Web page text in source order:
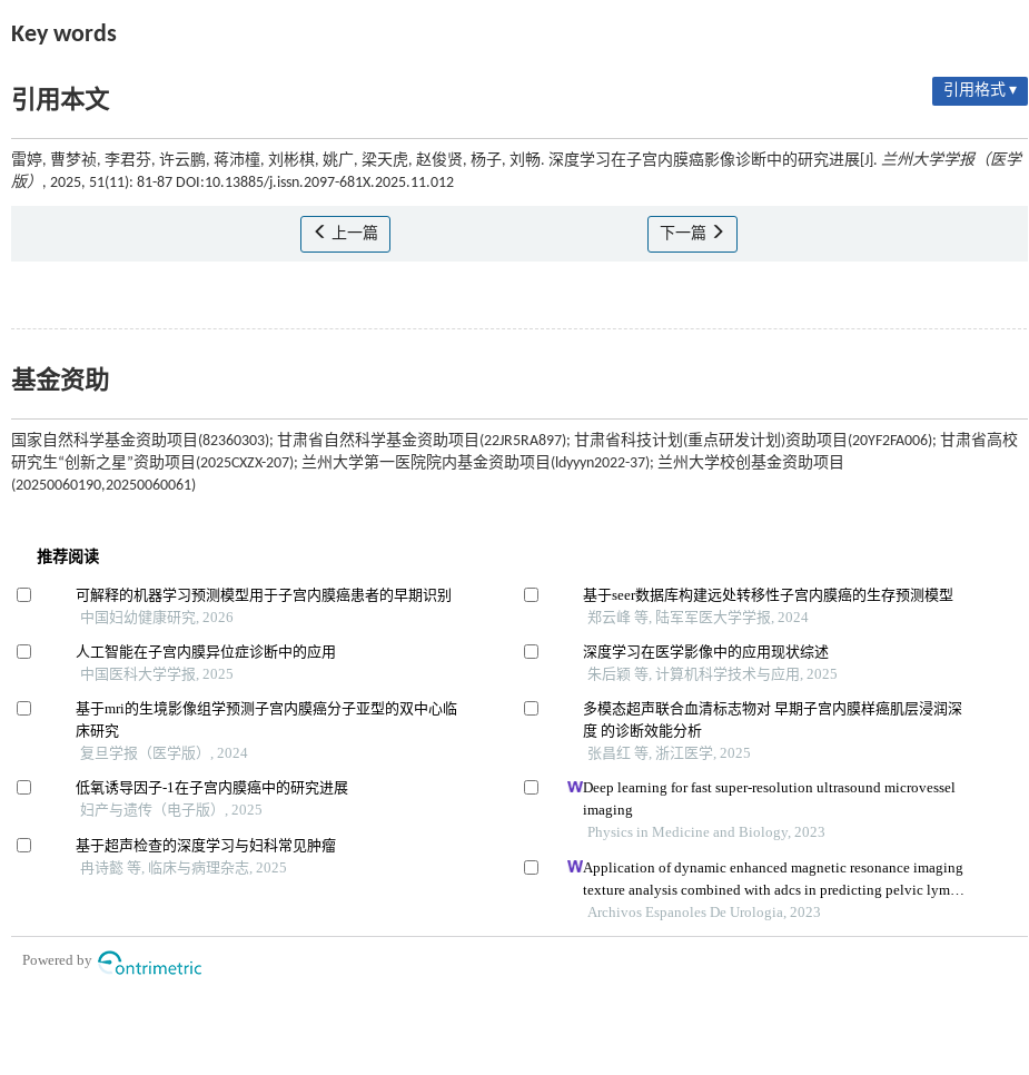
Key words
引用本文 引用格式 ▾
雷婷, 曹梦祯, 李君芬, 许云鹏, 蒋沛橦, 刘彬棋, 姚广, 梁天虎, 赵俊贤, 杨子, 刘畅. 深度学习在子宫内膜癌影像诊断中的研究进展[J]. 兰州大学学报（医学
版） , 2025, 51(11): 81-87 DOI:10.13885/j.issn.2097-681X.2025.11.012
上一篇 下一篇
基金资助
国家自然科学基金资助项目(82360303); 甘肃省自然科学基金资助项目(22JR5RA897); 甘肃省科技计划(重点研发计划)资助项目(20YF2FA006); 甘肃省高校
研究生“创新之星”资助项目(2025CXZX-207); 兰州大学第一医院院内基金资助项目(ldyyyn2022-37); 兰州大学校创基金资助项目
(20250060190,20250060061)